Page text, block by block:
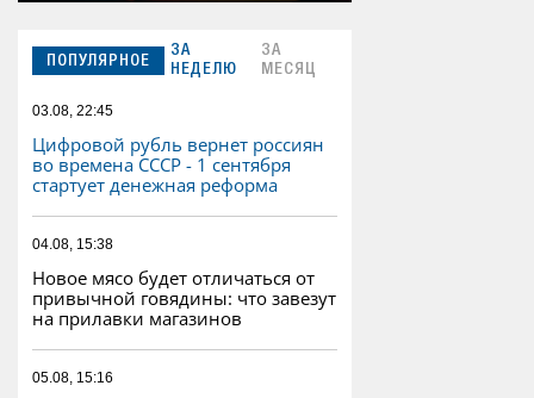
ПОПУЛЯРНОЕ
ЗА
НЕДЕЛЮ
ЗА
МЕСЯЦ
03.08, 22:45
Цифровой рубль вернет россиян
во времена СССР - 1 сентября
стартует денежная реформа
04.08, 15:38
Новое мясо будет отличаться от
привычной говядины: что завезут
на прилавки магазинов
05.08, 15:16